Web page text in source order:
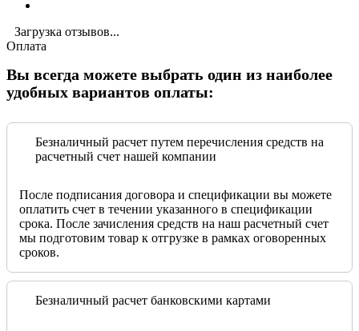
Загрузка отзывов...
Оплата
Вы всегда можете выбрать один из наиболее
удобных вариантов оплаты:
Безналичный расчет путем перечисления средств на
расчетный счет нашей компании
После подписания договора и спецификации вы можете
оплатить счет в течении указанного в спецификации
срока. После зачисления средств на наш расчетный счет
мы подготовим товар к отгрузке в рамках оговоренных
сроков.
Безналичный расчет банковскими картами